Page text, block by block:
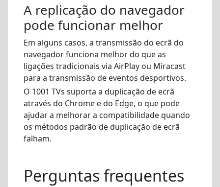
A replicação do navegador
pode funcionar melhor
Em alguns casos, a transmissão do ecrã do
navegador funciona melhor do que as
ligações tradicionais via AirPlay ou Miracast
para a transmissão de eventos desportivos.
O 1001 TVs suporta a duplicação de ecrã
através do Chrome e do Edge, o que pode
ajudar a melhorar a compatibilidade quando
os métodos padrão de duplicação de ecrã
falham.
Perguntas frequentes